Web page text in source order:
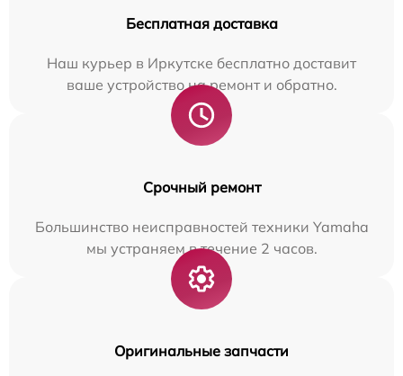
Бесплатная доставка
Наш курьер в Иркутске бесплатно доставит
ваше устройство на ремонт и обратно.
Срочный ремонт
Большинство неисправностей техники Yamaha
мы устраняем в течение 2 часов.
Оригинальные запчасти